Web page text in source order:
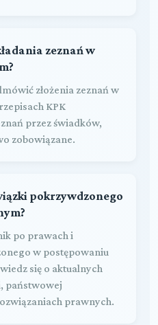
zeznań w
złożenia zeznań w
KPK
przez świadków,
zobowiązane.
pokrzywdzonego
po prawach i
w postępowaniu
się o aktualnych
państwowej
prawnych.